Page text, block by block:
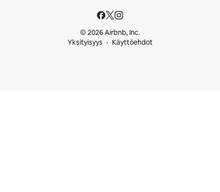
© 2026 Airbnb, Inc.
Yksityisyys
Käyttöehdot